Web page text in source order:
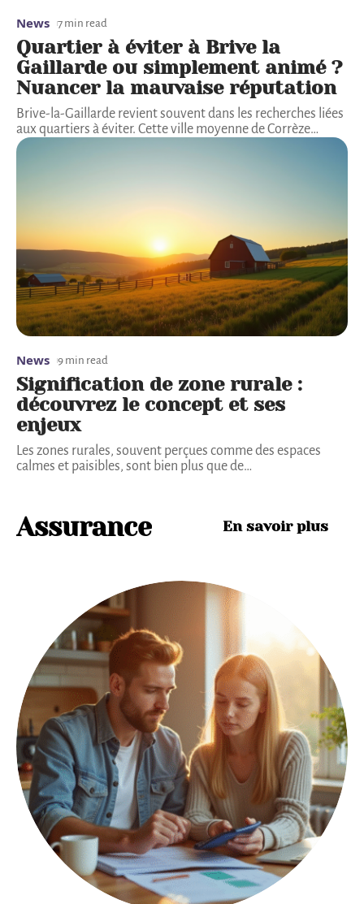
News 7 min read
Quartier à éviter à Brive la
Gaillarde ou simplement animé ?
Nuancer la mauvaise réputation
Brive-la-Gaillarde revient souvent dans les recherches liées
aux quartiers à éviter. Cette ville moyenne de Corrèze…
News 9 min read
Signification de zone rurale :
découvrez le concept et ses
enjeux
Les zones rurales, souvent perçues comme des espaces
calmes et paisibles, sont bien plus que de…
Assurance En savoir plus